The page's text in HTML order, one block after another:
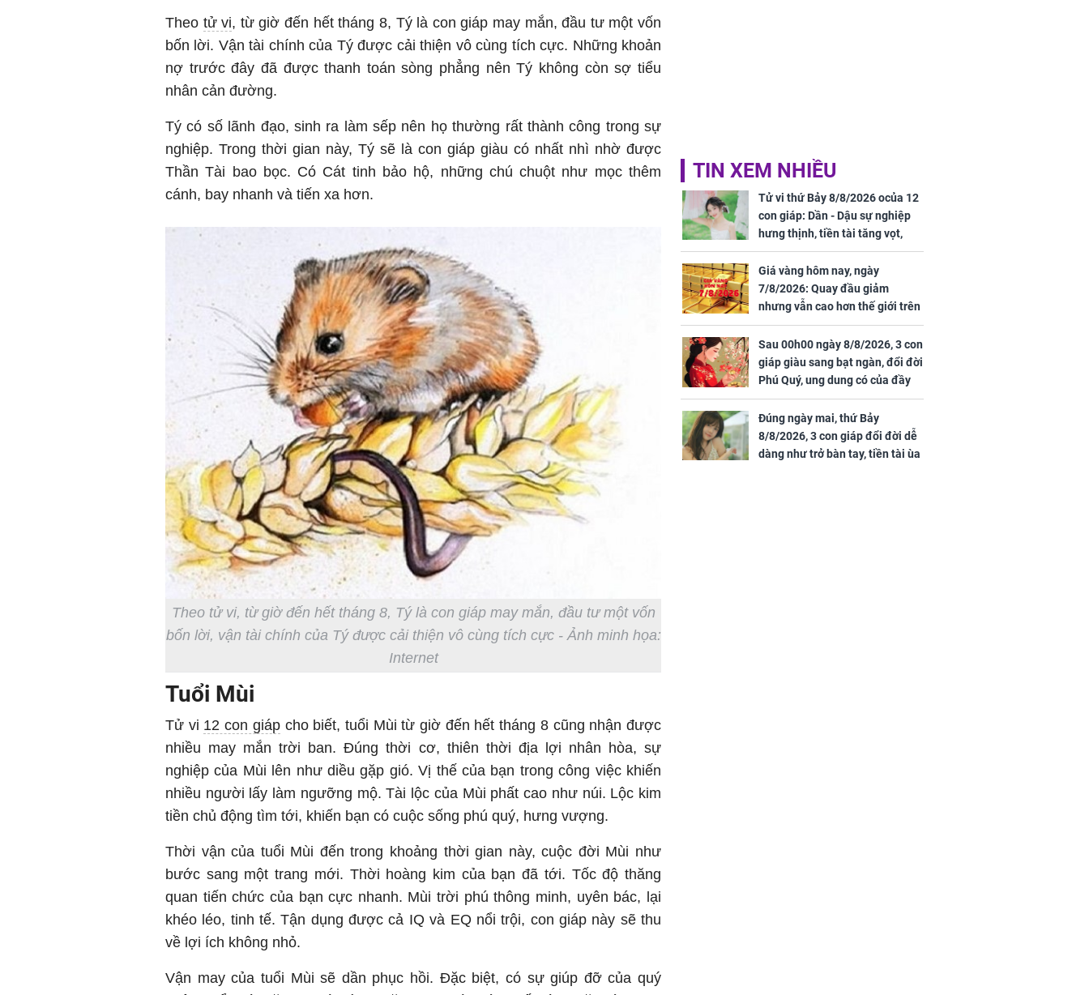
Theo tử vi, từ giờ đến hết tháng 8, Tý là con giáp may mắn, đầu tư một vốn
bốn lời. Vận tài chính của Tý được cải thiện vô cùng tích cực. Những khoản
nợ trước đây đã được thanh toán sòng phẳng nên Tý không còn sợ tiểu
nhân cản đường.
Tý có số lãnh đạo, sinh ra làm sếp nên họ thường rất thành công trong sự
nghiệp. Trong thời gian này, Tý sẽ là con giáp giàu có nhất nhì nhờ được
Thần Tài bao bọc. Có Cát tinh bảo hộ, những chú chuột như mọc thêm
cánh, bay nhanh và tiến xa hơn.
Theo tử vi, từ giờ đến hết tháng 8, Tý là con giáp may mắn, đầu tư một vốn
bốn lời, vận tài chính của Tý được cải thiện vô cùng tích cực - Ảnh minh họa:
Internet
Tuổi Mùi
Tử vi 12 con giápcho biết, tuổi Mùi từ giờ đến hết tháng 8 cũng nhận được
nhiều may mắn trời ban. Đúng thời cơ, thiên thời địa lợi nhân hòa, sự
nghiệp của Mùi lên như diều gặp gió. Vị thế của bạn trong công việc khiến
nhiều người lấy làm ngưỡng mộ. Tài lộc của Mùi phất cao như núi. Lộc kim
tiền chủ động tìm tới, khiến bạn có cuộc sống phú quý, hưng vượng.
Thời vận của tuổi Mùi đến trong khoảng thời gian này, cuộc đời Mùi như
bước sang một trang mới. Thời hoàng kim của bạn đã tới. Tốc độ thăng
quan tiến chức của bạn cực nhanh. Mùi trời phú thông minh, uyên bác, lại
khéo léo, tinh tế. Tận dụng được cả IQ và EQ nổi trội, con giáp này sẽ thu
về lợi ích không nhỏ.
Vận may của tuổi Mùi sẽ dần phục hồi. Đặc biệt, có sự giúp đỡ của quý
TIN XEM NHIỀU
Tử vi thứ Bảy 8/8/2026 ocủa 12
con giáp: Dần - Dậu sự nghiệp
hưng thịnh, tiền tài tăng vọt,
Mão - Thân công việc bất trắc,
tiền mất tật mang
Giá vàng hôm nay, ngày
7/8/2026: Quay đầu giảm
nhưng vẫn cao hơn thế giới trên
7 triệu đồng
Sau 00h00 ngày 8/8/2026, 3 con
giáp giàu sang bạt ngàn, đổi đời
Phú Quý, ung dung có của đầy
nhà, ngày càng hưng thịnh sung
túc
Đúng ngày mai, thứ Bảy
8/8/2026, 3 con giáp đổi đời dễ
dàng như trở bàn tay, tiền tài ùa